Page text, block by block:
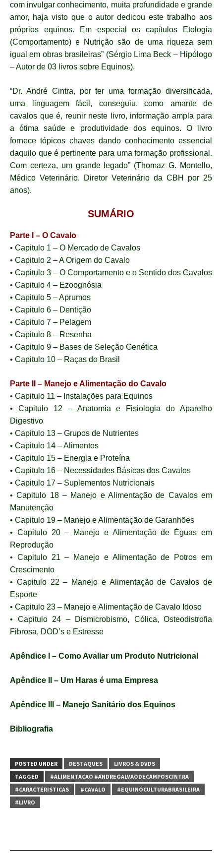
com invulgar conhecimento, muita profundidade e grande
amor, haja visto que o autor dedicou este trabalho aos
próprios equinos. Em especial os capítulos Etologia
(Comportamento) e Nutrição são de uma riqueza sem
igual em obras brasileiras” (Sérgio Lima Beck – Hipólogo
– Autor de 03 livros sobre Equinos).
“Dr. André Cintra, por ter uma formação diversificada,
uma linguagem fácil, conseguiu, como amante de
cavalos que é, reunir neste livro, informação ampla para
a ótima saúde e produtividade dos equinos. O livro
fornece tópicos chaves dando conhecimento essencial
daquilo que é pertinente para uma formação profissional.
Com certeza, um grande legado” (Thomaz G. Montello,
Médico Veterinário. Diretor Veterinário da CBH por 25
anos).
SUMÁRIO
Parte I – O Cavalo
• Capitulo 1 – O Mercado de Cavalos
• Capitulo 2 – A Origem do Cavalo
• Capitulo 3 – O Comportamento e o Sentido dos Cavalos
• Capitulo 4 – Ezoognósia
• Capitulo 5 – Aprumos
• Capitulo 6 – Dentição
• Capitulo 7 – Pelagem
• Capitulo 8 – Resenha
• Capitulo 9 – Bases de Seleção Genética
• Capitulo 10 – Raças do Brasil
Parte II – Manejo e Alimentação do Cavalo
• Capitulo 11 – Instalações para Equinos
• Capitulo 12 – Anatomia e Fisiologia do Aparelho
Digestivo
• Capitulo 13 – Grupos de Nutrientes
• Capitulo 14 – Alimentos
• Capitulo 15 – Energia e Proteína
• Capitulo 16 – Necessidades Básicas dos Cavalos
• Capitulo 17 – Suplementos Nutricionais
• Capitulo 18 – Manejo e Alimentação de Cavalos em
Manutenção
• Capitulo 19 – Manejo e Alimentação de Garanhões
• Capitulo 20 – Manejo e Alimentação de Éguas em
Reprodução
• Capitulo 21 – Manejo e Alimentação de Potros em
Crescimento
• Capitulo 22 – Manejo e Alimentação de Cavalos de
Esporte
• Capitulo 23 – Manejo e Alimentação de Cavalo Idoso
• Capitulo 24 – Dismicrobismo, Cólica, Osteodistrofia
Fibrosa, DOD’s e Estresse
Apêndice I – Como Avaliar um Produto Nutricional
Apêndice II – Um Haras é uma Empresa
Apêndice III – Manejo Sanitário dos Equinos
Bibliografia
POSTED UNDER DESTAQUES
LIVROS & DVDS
TAGGED
#ALIMENTACAO #ANDREGALVAODECAMPOSCINTRA
#CARACTERISTICAS
#CAVALO
#EQUINOCULTURABRASILEIRA
#LIVRO